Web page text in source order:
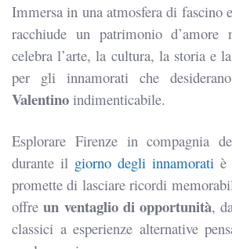
Immersa in una atmosfera di fascino
racchiude un patrimonio
celebra l’arte, la cultura, la storia e
per gli innamorati che
Valentino indimenticabile.
Esplorare Firenze in compagnia
durante il giorno degli innamoratiè
promette di lasciare ricordi
offreun ventaglio di opportunità,
classici a esperienze alternative